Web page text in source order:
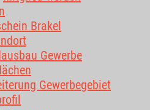
Brakel
Gewerbe
Gewerbegebiet